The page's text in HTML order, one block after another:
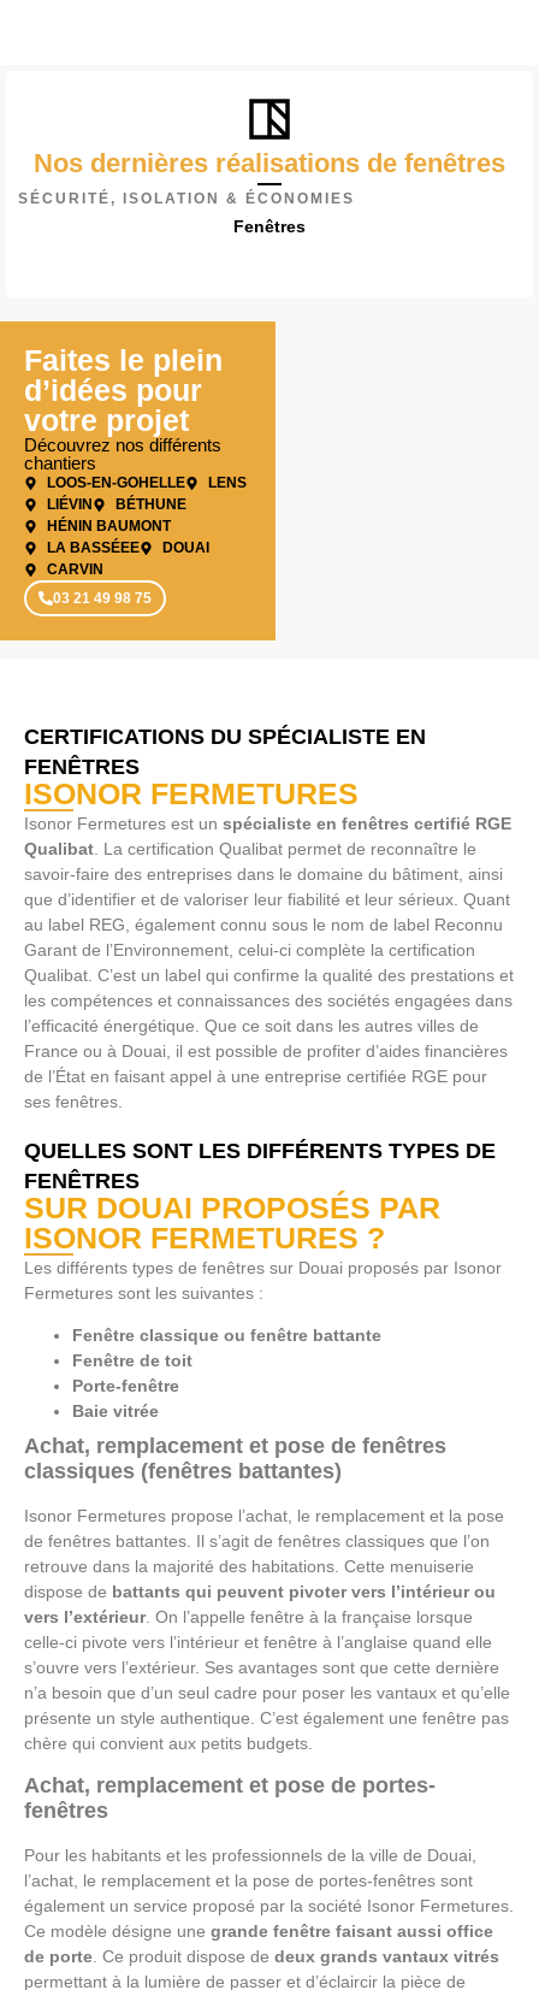
Nos dernières réalisations de fenêtres
SÉCURITÉ, ISOLATION & ÉCONOMIES
Fenêtres
Faites le plein
d’idées pour
votre projet
Découvrez nos différents
chantiers
LOOS-EN-GOHELLE
LENS
LIÉVIN
BÉTHUNE
HÉNIN BAUMONT
LA BASSÉEE
DOUAI
CARVIN
03 21 49 98 75
CERTIFICATIONS DU SPÉCIALISTE EN
FENÊTRES
ISONOR FERMETURES
Isonor Fermetures est un spécialiste en fenêtres certifié RGE
Qualibat . La certification Qualibat permet de reconnaître le
savoir-faire des entreprises dans le domaine du bâtiment, ainsi
que d’identifier et de valoriser leur fiabilité et leur sérieux. Quant
au label REG, également connu sous le nom de label Reconnu
Garant de l’Environnement, celui-ci complète la certification
Qualibat. C’est un label qui confirme la qualité des prestations et
les compétences et connaissances des sociétés engagées dans
l’efficacité énergétique. Que ce soit dans les autres villes de
France ou à Douai, il est possible de profiter d’aides financières
de l’État en faisant appel à une entreprise certifiée RGE pour
ses fenêtres.
QUELLES SONT LES DIFFÉRENTS TYPES DE
FENÊTRES
SUR DOUAI PROPOSÉS PAR
ISONOR FERMETURES ?
Les différents types de fenêtres sur Douai proposés par Isonor
Fermetures sont les suivantes :
Fenêtre classique ou fenêtre battante
Fenêtre de toit
Porte-fenêtre
Baie vitrée
Achat, remplacement et pose de fenêtres
classiques (fenêtres battantes)
Isonor Fermetures propose l’achat, le remplacement et la pose
de fenêtres battantes. Il s’agit de fenêtres classiques que l’on
retrouve dans la majorité des habitations. Cette menuiserie
dispose de battants qui peuvent pivoter vers l’intérieur ou
vers l’extérieur. On l’appelle fenêtre à la française lorsque
celle-ci pivote vers l’intérieur et fenêtre à l’anglaise quand elle
s’ouvre vers l’extérieur. Ses avantages sont que cette dernière
n’a besoin que d’un seul cadre pour poser les vantaux et qu’elle
présente un style authentique. C’est également une fenêtre pas
chère qui convient aux petits budgets.
Achat, remplacement et pose de portes-
fenêtres
Pour les habitants et les professionnels de la ville de Douai,
l’achat, le remplacement et la pose de portes-fenêtres sont
également un service proposé par la société Isonor Fermetures.
Ce modèle désigne une grande fenêtre faisant aussi office
de porte. Ce produit dispose de deux grands vantaux vitrés
permettant à la lumière de passer et d’éclaircir la pièce de